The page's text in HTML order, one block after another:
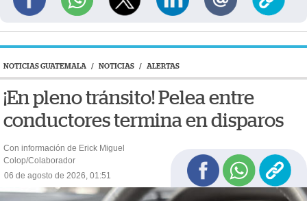
NOTICIAS GUATEMALA / NOTICIAS / ALERTAS
¡En pleno tránsito! Pelea entre
conductores termina en disparos
Con información de Erick Miguel
Colop/Colaborador
06 de agosto de 2026, 01:51